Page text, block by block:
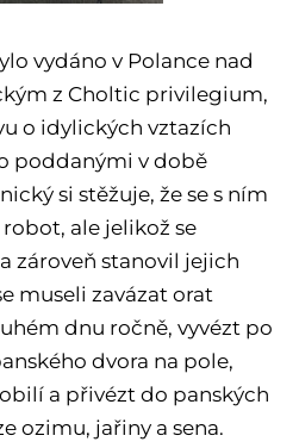
vydáno v Polance nad
z Choltic privilegium,
o idylických vztazích
poddanými v době
si stěžuje, že se s ním
ale jelikož se
zároveň stanovil jejich
museli zavázat orat
dnu ročně, vyvézt po
dvora na pole,
a přivézt do panských
ozimu, jařiny a sena.